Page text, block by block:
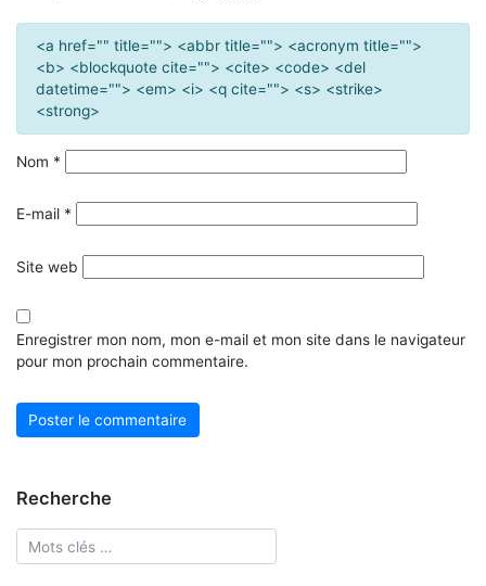
<a href="" title=""> <abbr title=""> <acronym title="">
<b> <blockquote cite=""> <cite> <code> <del
datetime=""> <em> <i> <q cite=""> <s> <strike>
<strong>
Nom *
E-mail *
Site web
Enregistrer mon nom, mon e-mail et mon site dans le navigateur
pour mon prochain commentaire.
Recherche